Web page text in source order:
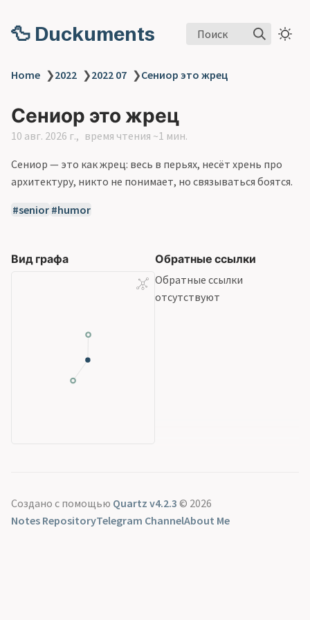
🦆 Duckuments Поиск
Home ❯2022 ❯2022 07 ❯Сениор это жрец
Сениор это жрец
10 авг. 2026 г. время чтения ~1 мин.
Сениор — это как жрец: весь в перьях, несёт хрень про
архитектуру, никто не понимает, но связываться боятся.
senior humor
Вид графа
Обратные ссылки
Обратные ссылки
отсутствуют
Создано с помощью Quartz v4.2.3 © 2026
Notes RepositoryTelegram ChannelAbout Me